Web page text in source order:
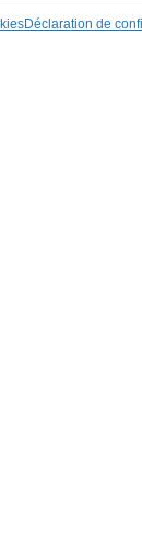
Déclaration de